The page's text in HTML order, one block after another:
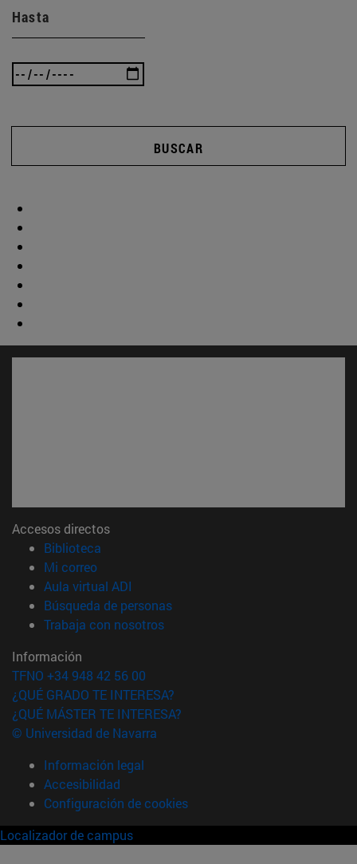
Hasta
BUSCAR
Accesos directos
Biblioteca
Mi correo(abre en nueva ventana)
Aula virtual ADI
Búsqueda de personas(abre en nueva ventana)
Trabaja con nosotros(abre en nueva ventana)
Información
TFNO +34 948 42 56 00
¿QUÉ GRADO TE INTERESA?
¿QUÉ MÁSTER TE INTERESA?
© Universidad de Navarra
Información legal
Accesibilidad
Configuración de cookies
Localizador de campus